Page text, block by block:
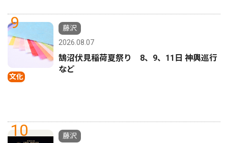
9
文化
藤沢
2026.08.07
鵠沼伏見稲荷夏祭り 8、9、11日 神輿巡行
など
10
藤沢